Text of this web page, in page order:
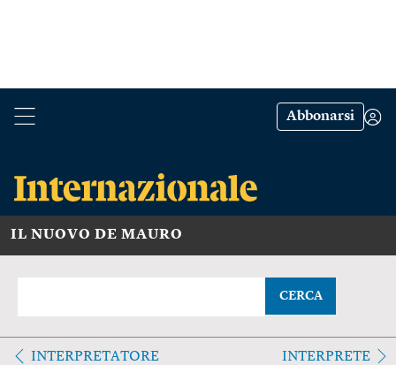
Abbonarsi
IL NUOVO DE MAURO
CERCA
INTERPRETATORE INTERPRETE